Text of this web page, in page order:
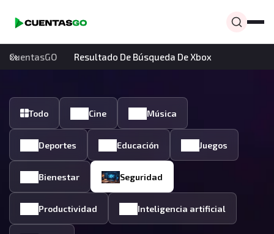
CuentasGO Resultado De Búsqueda De Xbox
Todo Cine Música
Deportes Educación Juegos
Bienestar Seguridad
Productividad Inteligencia artificial